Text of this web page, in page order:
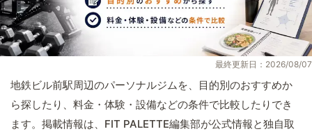
最終更新日：2026/08/07
地鉄ビル前駅周辺のパーソナルジムを、目的別のおすすめか
ら探したり、料金・体験・設備などの条件で比較したりでき
ます。掲載情報は、FIT PALETTE編集部が公式情報と独自取